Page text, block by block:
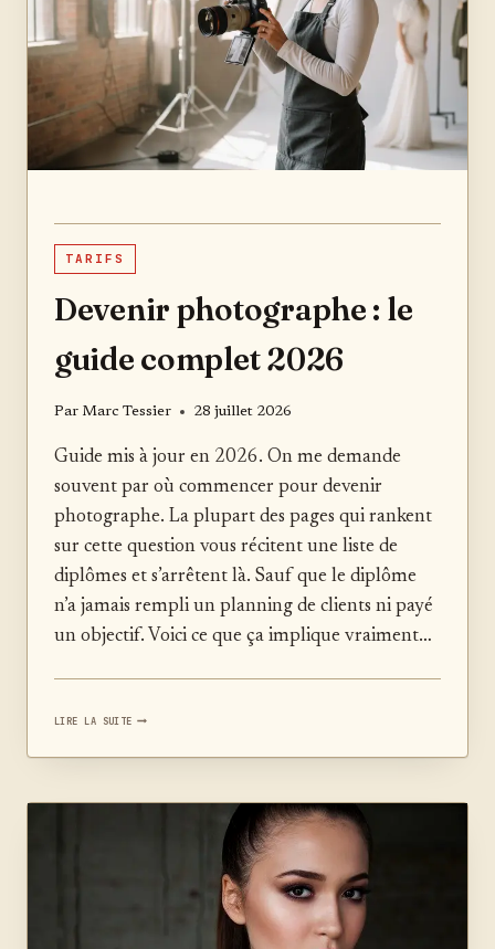
TARIFS
Devenir photographe : le
guide complet 2026
Par Marc Tessier 28 juillet 2026
Guide mis à jour en 2026. On me demande
souvent par où commencer pour devenir
photographe. La plupart des pages qui rankent
sur cette question vous récitent une liste de
diplômes et s’arrêtent là. Sauf que le diplôme
n’a jamais rempli un planning de clients ni payé
un objectif. Voici ce que ça implique vraiment…
LIRE LA SUITEDEVENIR